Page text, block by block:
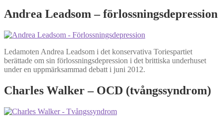
Andrea Leadsom – förlossningsdepression
Ledamoten Andrea Leadsom i det konservativa Toriespartiet
berättade om sin förlossningsdepression i det brittiska underhuset
under en uppmärksammad debatt i juni 2012.
Charles Walker – OCD (tvångssyndrom)